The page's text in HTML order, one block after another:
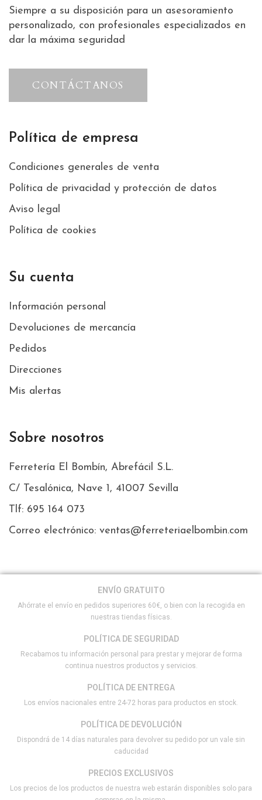
Siempre a su disposición para un asesoramiento
personalizado, con profesionales especializados en
dar la máxima seguridad
CONTÁCTANOS
Política de empresa
Condiciones generales de venta
Política de privacidad y protección de datos
Aviso legal
Política de cookies
Su cuenta
Información personal
Devoluciones de mercancía
Pedidos
Direcciones
Mis alertas
Sobre nosotros
Ferretería El Bombín, Abrefácil S.L.
C/ Tesalónica, Nave 1, 41007 Sevilla
Tlf: 695 164 073
Correo electrónico: ventas@ferreteriaelbombin.com
ENVÍO GRATUITO
Ahórrate el envío en pedidos superiores 60€, o bien con la recogida en
nuestras tiendas físicas.
POLÍTICA DE SEGURIDAD
Recabamos tu información personal para prestar y mejorar de forma
continua nuestros productos y servicios.
POLÍTICA DE ENTREGA
Los envíos nacionales entre 24-72 horas para productos en stock.
POLÍTICA DE DEVOLUCIÓN
Dispondrá de 14 días naturales para devolver su pedido por un vale sin
caducidad
PRECIOS EXCLUSIVOS
Los precios de los productos de nuestra web estarán disponibles solo para